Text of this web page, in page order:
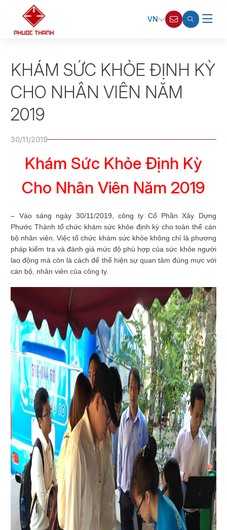
VN
KHÁM SỨC KHỎE ĐỊNH KỲ
CHO NHÂN VIÊN NĂM
2019
30/11/2019
Khám Sức Khỏe Định Kỳ
Cho Nhân Viên Năm 2019
– Vào sáng ngày 30/11/2019, công ty Cổ Phần Xây Dựng
Phước Thành tổ chức khám sức khỏe định kỳ cho toàn thể cán
bộ nhân viên. Việc tổ chức khám sức khỏe không chỉ là phương
pháp kiểm tra và đánh giá mức độ phù hợp của sức khỏe người
lao động mà còn là cách để thể hiện sự quan tâm đúng mực với
cán bộ, nhân viên của công ty.